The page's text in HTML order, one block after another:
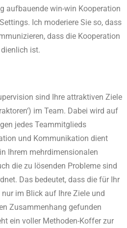
aufbauende win-win Kooperation
Ich moderiere Sie so, dass
dass die Kooperation
ist.
sind Ihre attraktiven Ziele
im Team. Dabei wird auf
jedes Teammitglieds
und Kommunikation dient
Ihrem mehrdimensionalen
die zu lösenden Probleme sind
Das bedeutet, dass die für Ihr
im Blick auf Ihre Ziele und
Zusammenhang gefunden
ein voller Methoden-Koffer zur